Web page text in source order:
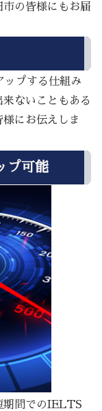
の皆様にもお届
プする仕組み
ないこともある
にお伝えしま
プ可能
期間でのIELTS